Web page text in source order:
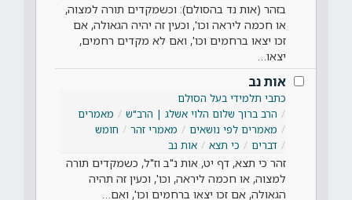
בזהר (אות נד בהסולם): וכשמקדים תורה למצוה,
או חכמה ליראה וכו', וכעין זה יהיה הגאולה, אם
זכו יצאו ברחמים וכו', ואם לא מקדים רחמים,
יצאו…
אות נב
כתבי תלמידי בעל הסולם
הרב ברוך שלום הלוי אשלג | הרב"ש
מאמרים
מאמרים לפי נושאים
מאמרי זהר
חומש
דברים
כי תצא אות נב
זהר כי תצא, דף יט, אות נ"ב וז"ל, כשמקדים תורה
למצוה, או חכמה ליראה, וכו', וכעין זה תהיה
הגאולה, אם זכו יצאו ברחמים וכו', ואם…